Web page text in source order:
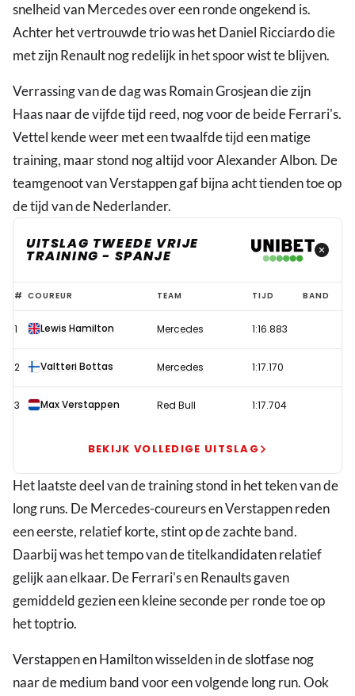
snelheid van Mercedes over een ronde ongekend is.
Achter het vertrouwde trio was het Daniel Ricciardo die
met zijn Renault nog redelijk in het spoor wist te blijven.
Verrassing van de dag was Romain Grosjean die zijn
Haas naar de vijfde tijd reed, nog voor de beide Ferrari's.
Vettel kende weer met een twaalfde tijd een matige
training, maar stond nog altijd voor Alexander Albon. De
teamgenoot van Verstappen gaf bijna acht tienden toe op
de tijd van de Nederlander.
UITSLAG TWEEDE VRIJE
TRAINING - SPANJE
Verstappen
pareert
racetempo
Mercedes
tweede
# COUREUR TEAM TIJD BAND
1 Lewis Hamilton Mercedes 1:16.883
2 Valtteri Bottas Mercedes 1:17.170
3 Max Verstappen Red Bull 1:17.704
BEKIJK VOLLEDIGE UITSLAG
Het laatste deel van de training stond in het teken van de
long runs. De Mercedes-coureurs en Verstappen reden
een eerste, relatief korte, stint op de zachte band.
Daarbij was het tempo van de titelkandidaten relatief
gelijk aan elkaar. De Ferrari's en Renaults gaven
gemiddeld gezien een kleine seconde per ronde toe op
het toptrio.
Verstappen en Hamilton wisselden in de slotfase nog
naar de medium band voor een volgende long run. Ook